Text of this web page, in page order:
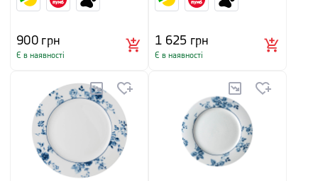
900грн
Є в наявності
1 625 грн
Є в наявності